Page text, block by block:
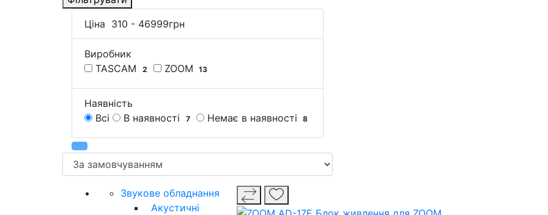
Ціна 310 - 46999грн
Виробник
TASCAM
2 ZOOM 13
Наявність
Всі
В наявності 7 Немає в наявності 8
Звукове обладнання
Акустичні